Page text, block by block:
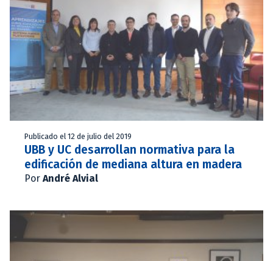
Publicado el 12 de julio del 2019
UBB y UC desarrollan normativa para la
edificación de mediana altura en madera
Por André Alvial